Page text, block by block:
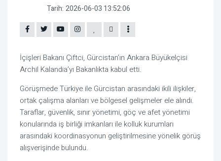
Tarih: 2026-06-03 13:52:06
İçişleri Bakanı Çiftci, Gürcistan’ın Ankara Büyükelçisi
Archil Kalandia’yı Bakanlıkta kabul etti.
Görüşmede Türkiye ile Gürcistan arasındaki ikili ilişkiler,
ortak çalışma alanları ve bölgesel gelişmeler ele alındı.
Taraflar, güvenlik, sınır yönetimi, göç ve afet yönetimi
konularında iş birliği imkanları ile kolluk kurumları
arasındaki koordinasyonun geliştirilmesine yönelik görüş
alışverişinde bulundu.